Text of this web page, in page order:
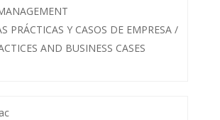
PRÁCTICAS Y CASOS DE EMPRESA /
AND BUSINESS CASES